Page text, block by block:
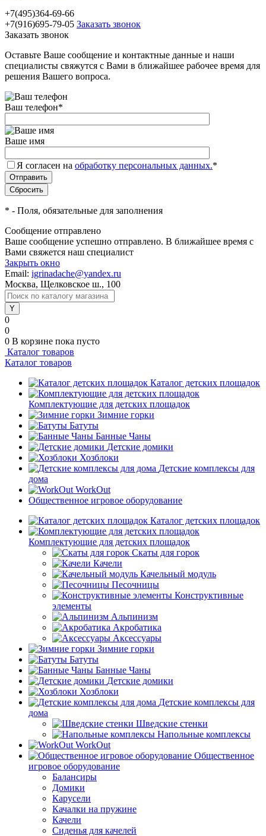
+7(495)364-69-66
+7(916)695-79-05 Заказать звонок
Заказать звонок
Оставьте Ваше сообщение и контактные данные и наши
специалисты свяжутся с Вами в ближайшее рабочее время для
решения Вашего вопроса.
Ваш телефон*
Ваше имя
Я согласен на обработку персональных данных.*
* - Поля, обязательные для заполнения
Сообщение отправлено
Ваше сообщение успешно отправлено. В ближайшее время с
Вами свяжется наш специалист
Закрыть окно
Email: igrinadache@yandex.ru
Москва, Щелковское ш., 100
0
0
0 В корзине пока пусто
Каталог товаров
Каталог товаров
Каталог детских площадок
Комплектующие для детских площадок
Зимние горки
Батуты
Банные Чаны
Детские домики
Хозблоки
Детские комплексы для
дома
WorkOut
Общественное игровое оборудование
Каталог детских площадок
Комплектующие для детских площадок
Скаты для горок
Качели
Качельный модуль
Песочницы
Конструктивные
элементы
Альпинизм
Акробатика
Аксессуары
Зимние горки
Батуты
Банные Чаны
Детские домики
Хозблоки
Детские комплексы для
дома
Шведские стенки
Напольные комплексы
WorkOut
Общественное
игровое оборудование
Балансиры
Домики
Карусели
Качалки на пружине
Качели
Сиденья для качелей